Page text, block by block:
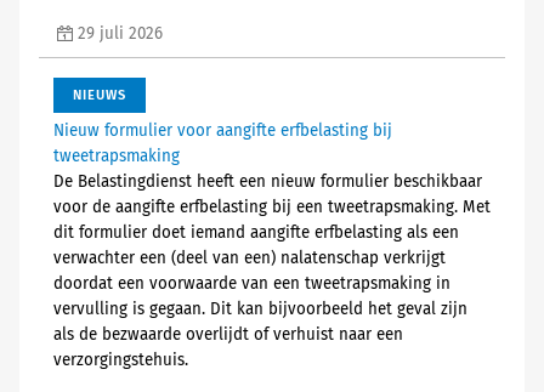
29 juli 2026
NIEUWS
Nieuw formulier voor aangifte erfbelasting bij
tweetrapsmaking
De Belastingdienst heeft een nieuw formulier beschikbaar
voor de aangifte erfbelasting bij een tweetrapsmaking. Met
dit formulier doet iemand aangifte erfbelasting als een
verwachter een (deel van een) nalatenschap verkrijgt
doordat een voorwaarde van een tweetrapsmaking in
vervulling is gegaan. Dit kan bijvoorbeeld het geval zijn
als de bezwaarde overlijdt of verhuist naar een
verzorgingstehuis.